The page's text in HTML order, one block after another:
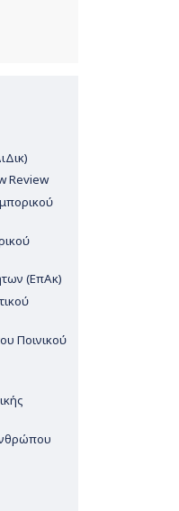
Review
(ΕπΑκ)
Ποινικού